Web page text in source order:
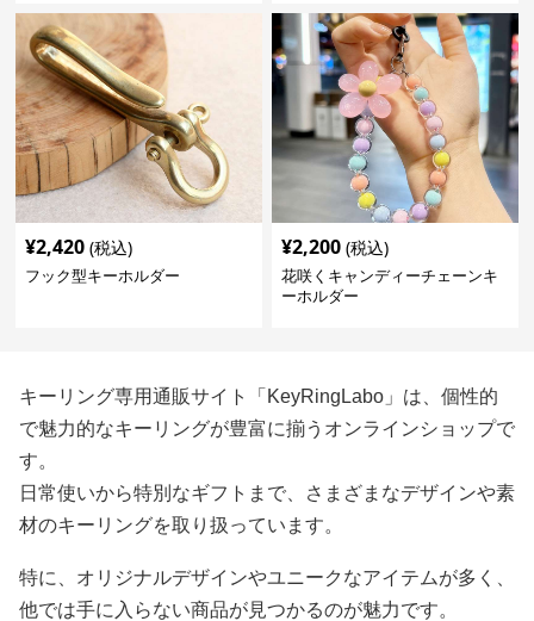
¥2,420 (税込)
フック型キーホルダー
¥2,200 (税込)
花咲くキャンディーチェーンキ
ーホルダー
キーリング専用通販サイト「KeyRingLabo」は、個性的
で魅力的なキーリングが豊富に揃うオンラインショップで
す。
日常使いから特別なギフトまで、さまざまなデザインや素
材のキーリングを取り扱っています。
特に、オリジナルデザインやユニークなアイテムが多く、
他では手に入らない商品が見つかるのが魅力です。